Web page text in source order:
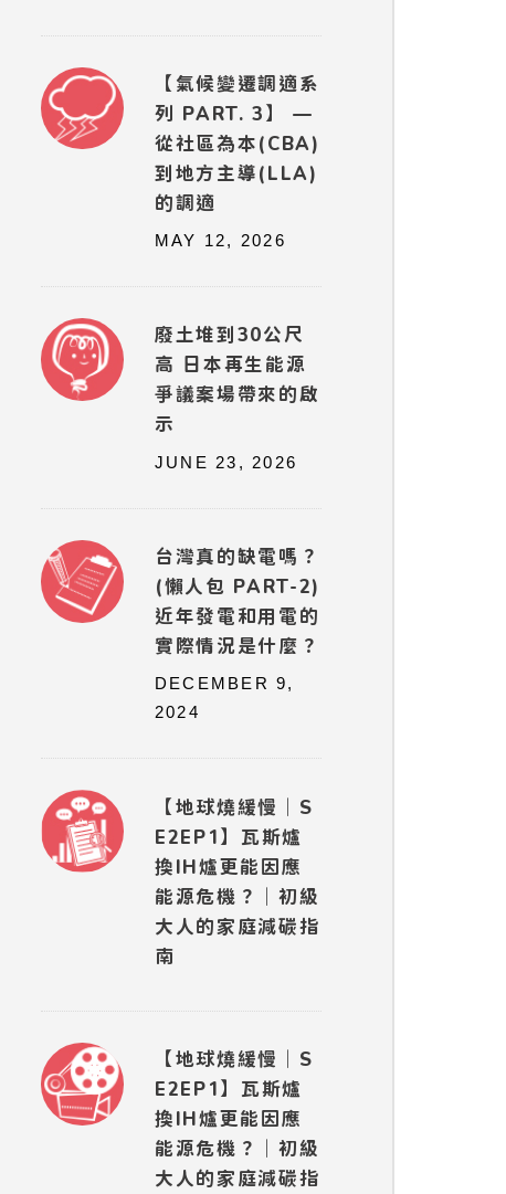
【氣候變遷調適系
列 PART. 3】 —
從社區為本(CBA)
到地方主導(LLA)
的調適
MAY 12, 2026
廢土堆到30公尺
高 日本再生能源
爭議案場帶來的啟
示
JUNE 23, 2026
台灣真的缺電嗎？
(懶人包 PART-2)
近年發電和用電的
實際情況是什麼？
DECEMBER 9,
2024
【地球燒緩慢｜S
E2EP1】瓦斯爐
換IH爐更能因應
能源危機？｜初級
大人的家庭減碳指
南
【地球燒緩慢｜S
E2EP1】瓦斯爐
換IH爐更能因應
能源危機？｜初級
大人的家庭減碳指